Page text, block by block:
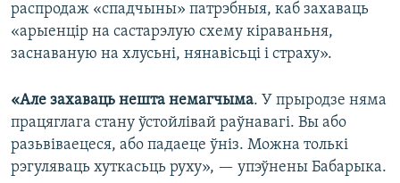
распродаж «спадчыны» патрэбныя, каб захаваць
«арыенцір на састарэлую схему кіраваньня,
заснаваную на хлусьні, нянавісьці і страху».
«Але захаваць нешта немагчыма. У прыродзе няма
працяглага стану ўстойлівай раўнавагі. Вы або
разьвіваецеся, або падаеце ўніз. Можна толькі
рэгуляваць хуткасьць руху», — упэўнены Бабарыка.